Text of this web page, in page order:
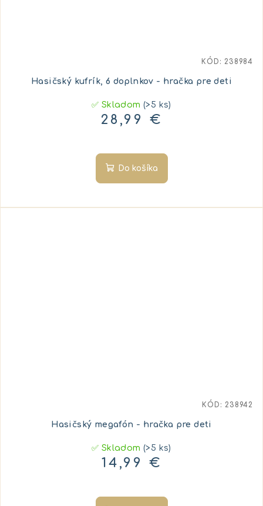
Hasičský kufrík, 6 doplnkov - hračka pre deti
✅ Skladom(>5 ks)
28,99 €
Do košíka
KÓD: 238984
Hasičský megafón - hračka pre deti
✅ Skladom(>5 ks)
14,99 €
KÓD: 238942